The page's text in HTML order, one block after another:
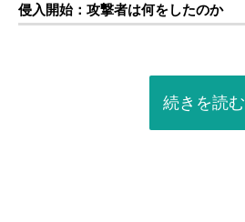
侵入開始：攻撃者は何をしたのか
続きを読む